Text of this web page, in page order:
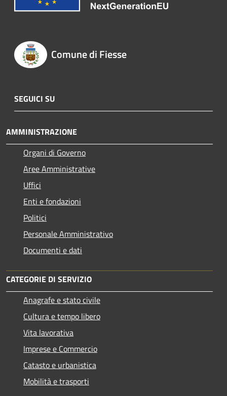
Comune di Fiesse
SEGUICI SU
AMMINISTRAZIONE
Organi di Governo
Aree Amministrative
Uffici
Enti e fondazioni
Politici
Personale Amministrativo
Documenti e dati
CATEGORIE DI SERVIZIO
Anagrafe e stato civile
Cultura e tempo libero
Vita lavorativa
Imprese e Commercio
Catasto e urbanistica
Mobilità e trasporti